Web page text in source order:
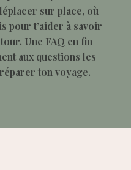
sur place, où
pour t’aider à savoir
Une FAQ en fin
aux questions les
ton voyage.